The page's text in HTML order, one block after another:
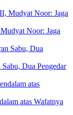
Noor: Jaga
Dua Pengedar
atas Wafatnya